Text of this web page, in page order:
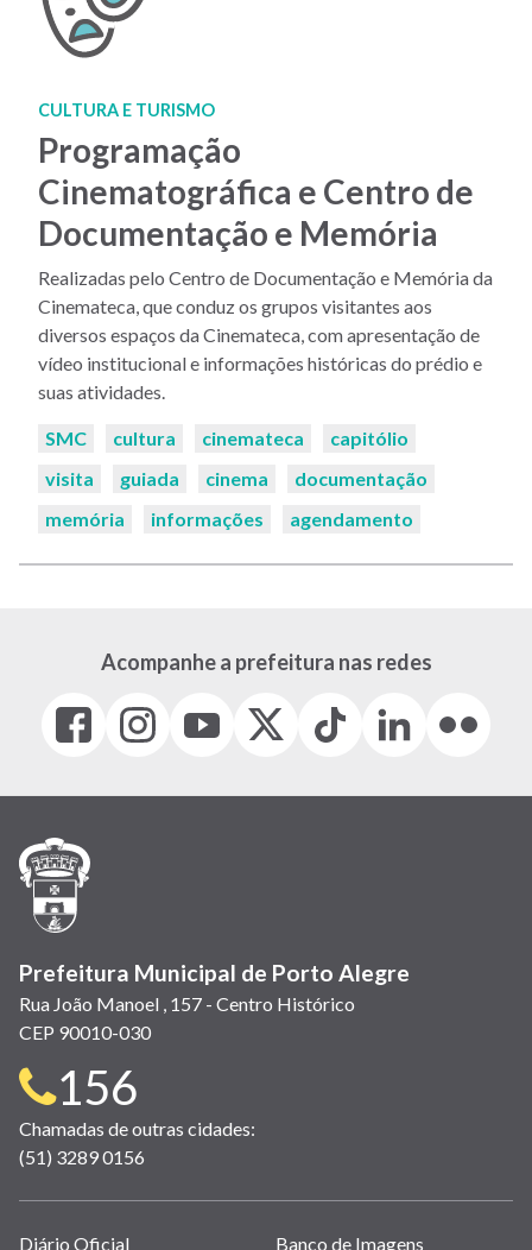
CULTURA E TURISMO
Programação
Cinematográfica e Centro de
Documentação e Memória
Realizadas pelo Centro de Documentação e Memória da
Cinemateca, que conduz os grupos visitantes aos
diversos espaços da Cinemateca, com apresentação de
vídeo institucional e informações históricas do prédio e
suas atividades.
Palavras-
SMC cultura cinemateca
capitólio
visita
guiada cinema
documentação
memória
informações agendamento
Acompanhe a prefeitura nas redes
Facebook
(link
em
janela)
Instagram
(link
em
(link
em
(Antigo
(link
Tiktok
(link
em
LinkedIn
(link
em
(link
em
Prefeitura Municipal de Porto Alegre
Rua João Manoel , 157 - Centro Histórico
CEP 90010-030
Telefone
para
contato:
156
Chamadas de outras cidades:
(51) 3289 0156
Links
Diário Oficial Banco de Imagens